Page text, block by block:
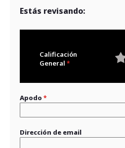
Estás revisando:
Calificación
General
Apodo
Dirección de email